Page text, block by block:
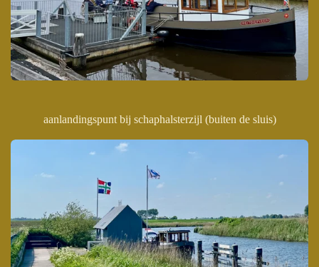
aanlandingspunt bij schaphalsterzijl (buiten de sluis)